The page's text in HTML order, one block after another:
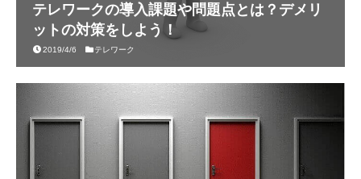
テレワークの導入課題や問題点とは？デメリ
ットの対策をしよう！
2019/4/6 テレワーク